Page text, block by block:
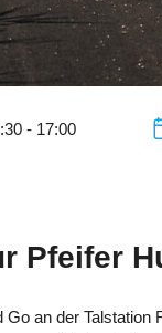
- 17:00
Pfeifer
an der Talstation